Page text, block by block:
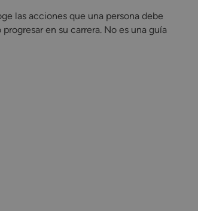
las acciones que una persona debe
en su carrera. No es una guía